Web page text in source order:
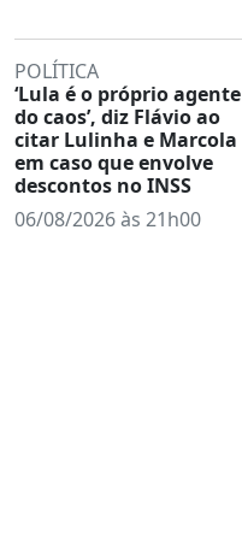
POLÍTICA
‘Lula é o próprio agente
do caos’, diz Flávio ao
citar Lulinha e Marcola
em caso que envolve
descontos no INSS
06/08/2026 às 21h00